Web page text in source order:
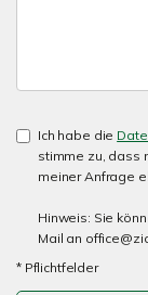
Ich habe die
stimme zu, dass
meiner Anfrage
Hinweis: Sie
Mail an
* Pflichtfelder